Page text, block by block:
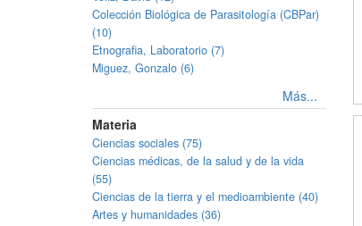
Colección Biológica de Parasitología (CBPar)
(10)
Etnografia, Laboratorio (7)
Miguez, Gonzalo (6)
Más...
Materia
Ciencias sociales (75)
Ciencias médicas, de la salud y de la vida
(55)
Ciencias de la tierra y el medioambiente (40)
Artes y humanidades (36)